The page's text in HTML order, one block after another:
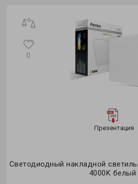
Презентация
Светодиодный накладной
4000K белый
0